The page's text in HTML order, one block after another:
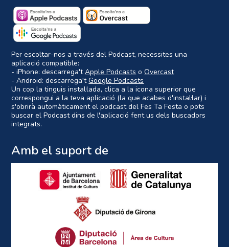
Per escoltar-nos a través del Podcast, necessites una
aplicació compatible:
- iPhone: descarrega'tApple Podcasts oOvercast
- Android: descarrega'tGoogle Podcasts
Un cop la tinguis instal·lada, clica a la icona superior que
correspongui a la teva aplicació (la que acabes d'instal·lar) i
s'obrirà automàticament el podcast del Fes Ta Festa o pots
buscar el Podcast dins de l'aplicació fent us dels buscadors
integrats.
Amb el suport de